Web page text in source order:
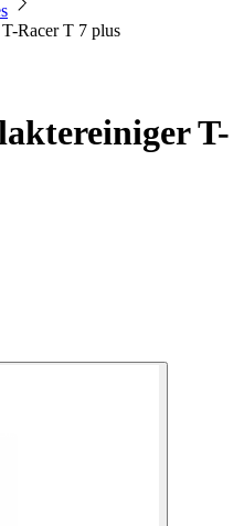
Racer T 7 plus
T-